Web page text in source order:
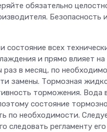
обязательно
Безопасность
состояние всех
и прямо влияет
раз в месяц, по
замены. Тормозная
торможения. Вода
состояние
по необходимости.
следовать регламенту